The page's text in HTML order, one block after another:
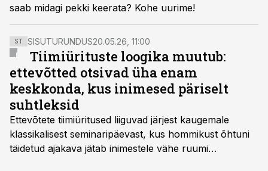
saab midagi pekki keerata? Kohe uurime!
ST SISUTURUNDUS20.05.26, 11:00
Tiimiürituste loogika muutub:
ettevõtted otsivad üha enam
keskkonda, kus inimesed päriselt
suhtleksid
Ettevõtete tiimiüritused liiguvad järjest kaugemale
klassikalisest seminaripäevast, kus hommikust õhtuni
täidetud ajakava jätab inimestele vähe ruumi